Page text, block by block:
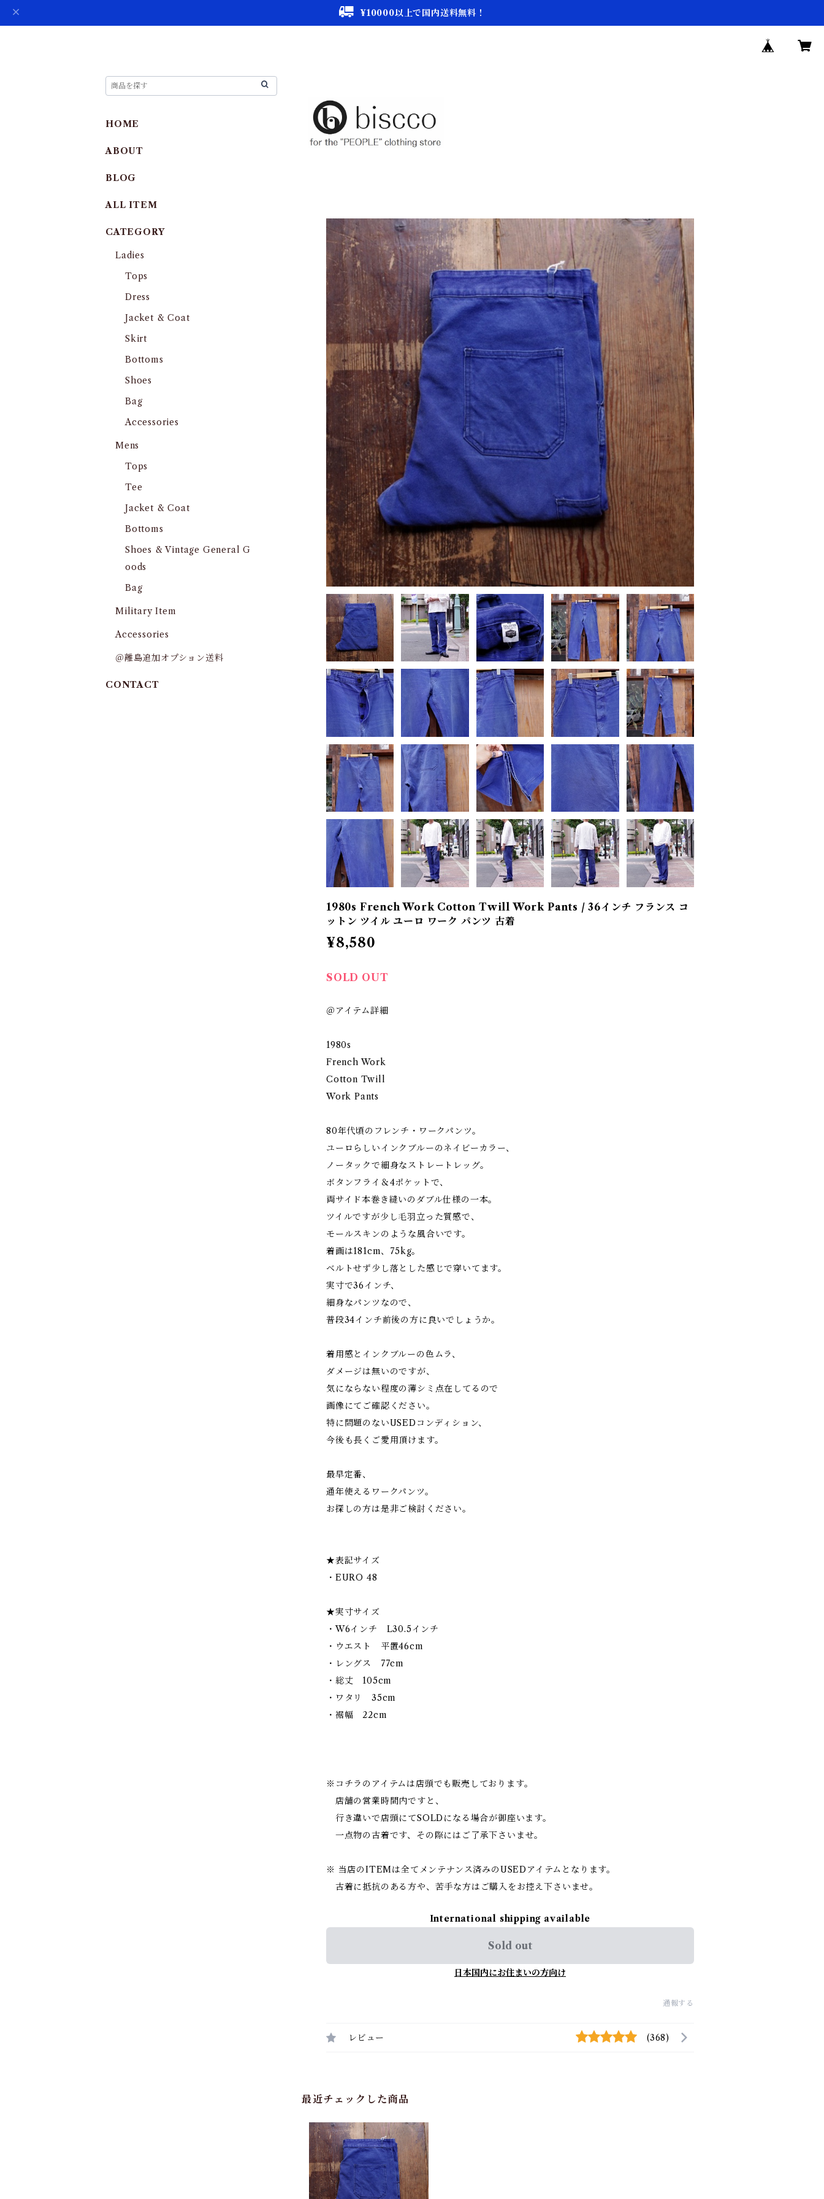
¥10000以上で国内送料無料！
1980s French Work Cotton Twill Work Pants / 36インチ フランス コ
ットン ツイル ユーロ ワーク パンツ 古着
¥8,580
SOLD OUT
＠アイテム詳細
1980s
French Work
Cotton Twill
Work Pants
80年代頃のフレンチ・ワークパンツ。
ユーロらしいインクブルーのネイビーカラー、
ノータックで細身なストレートレッグ。
ボタンフライ＆4ポケットで、
両サイド本巻き縫いのダブル仕様の一本。
ツイルですが少し毛羽立った質感で、
モールスキンのような風合いです。
着画は181cm、75kg。
ベルトせず少し落とした感じで穿いてます。
実寸で36インチ、
細身なパンツなので、
普段34インチ前後の方に良いでしょうか。
着用感とインクブルーの色ムラ、
ダメージは無いのですが、
気にならない程度の薄シミ点在してるので
画像にてご確認ください。
特に問題のないUSEDコンディション、
今後も長くご愛用頂けます。
最早定番、
通年使えるワークパンツ。
お探しの方は是非ご検討ください。
★表記サイズ
・EURO 48
★実寸サイズ
・W6インチ L30.5インチ
・ウエスト 平置46cm
・レングス 77cm
・総丈 105cm
・ワタリ 35cm
・裾幅 22cm
※コチラのアイテムは店頭でも販売しております。
店舗の営業時間内ですと、
行き違いで店頭にてSOLDになる場合が御座います。
一点物の古着です、その際にはご了承下さいませ。
※ 当店のITEMは全てメンテナンス済みのUSEDアイテムとなります。
古着に抵抗のある方や、苦手な方はご購入をお控え下さいませ。
International shipping available
Sold out
日本国内にお住まいの方向け
通報する
レビュー (368)
最近チェックした商品
HOME
ABOUT
BLOG
ALL ITEM
CATEGORY
Ladies
Tops
Dress
Jacket & Coat
Skirt
Bottoms
Shoes
Bag
Accessories
Mens
Tops
Tee
Jacket & Coat
Bottoms
Shoes & Vintage General G
oods
Bag
Military Item
Accessories
＠離島追加オプション送料
CONTACT